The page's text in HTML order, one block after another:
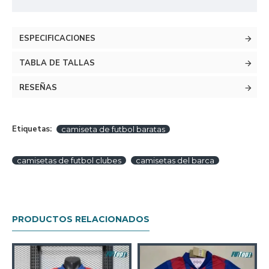
ESPECIFICACIONES
TABLA DE TALLAS
RESEÑAS
Etiquetas: camiseta de futbol baratas
camisetas de futbol clubes camisetas del barca
PRODUCTOS RELACIONADOS